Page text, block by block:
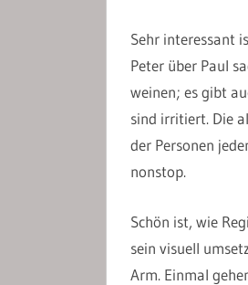
Sehr interessant
Peter über Paul
weinen; es gibt
sind irritiert. Die
der Personen
nonstop.
Schön ist, wie
sein visuell
Arm. Einmal